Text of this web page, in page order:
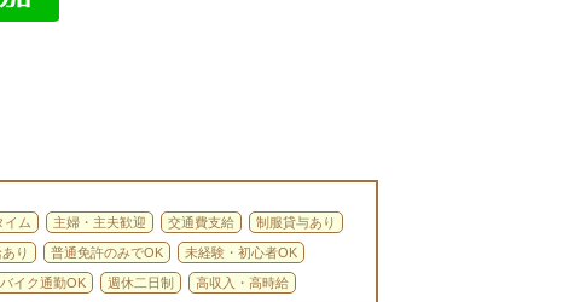
イム 主婦・主夫歓迎 交通費支給 制服貸与あり
り 普通免許のみでOK 未経験・初心者OK
イク通勤OK 週休二日制 高収入・高時給